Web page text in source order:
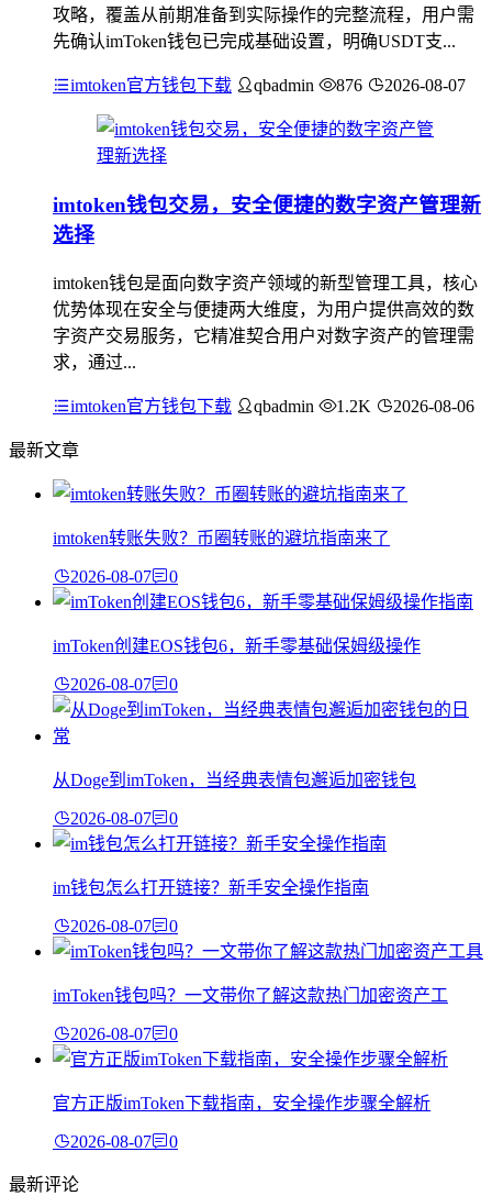
攻略，覆盖从前期准备到实际操作的完整流程，用户需
先确认imToken钱包已完成基础设置，明确USDT支...
imtoken官方钱包下载 qbadmin 876 2026-08-07
imtoken钱包交易，安全便捷的数字资产管理新
选择
imtoken钱包是面向数字资产领域的新型管理工具，核心
优势体现在安全与便捷两大维度，为用户提供高效的数
字资产交易服务，它精准契合用户对数字资产的管理需
求，通过...
imtoken官方钱包下载 qbadmin 1.2K 2026-08-06
最新文章
imtoken转账失败？币圈转账的避坑指南来了
2026-08-07 0
imToken创建EOS钱包6，新手零基础保姆级操作
2026-08-07 0
从Doge到imToken，当经典表情包邂逅加密钱包
2026-08-07 0
im钱包怎么打开链接？新手安全操作指南
2026-08-07 0
imToken钱包吗？一文带你了解这款热门加密资产工
2026-08-07 0
官方正版imToken下载指南，安全操作步骤全解析
2026-08-07 0
最新评论